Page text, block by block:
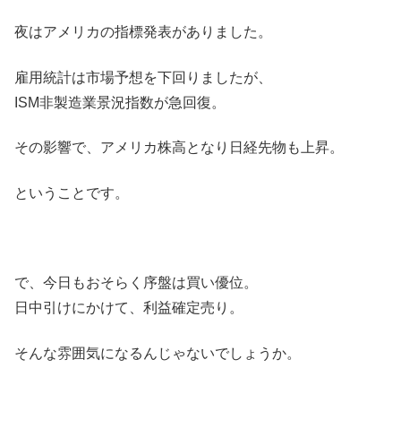
夜はアメリカの指標発表がありました。
雇用統計は市場予想を下回りましたが、
ISM非製造業景況指数が急回復。
その影響で、アメリカ株高となり日経先物も上昇。
ということです。
で、今日もおそらく序盤は買い優位。
日中引けにかけて、利益確定売り。
そんな雰囲気になるんじゃないでしょうか。